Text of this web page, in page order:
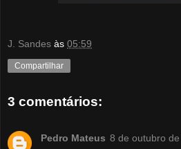
J. Sandes às 05:59
Compartilhar
3 comentários:
Pedro Mateus 8 de outubro